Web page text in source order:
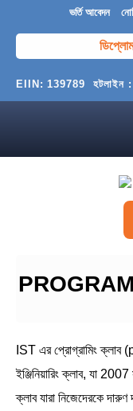
ভর্তি আবেদন
EIIN: 139789 হটলাইন :
IST এর প্রোগ্রামিং
ইঞ্জিনিয়ারিং ক্লাব, যা
ক্লাব যারা নিজেদেরকে